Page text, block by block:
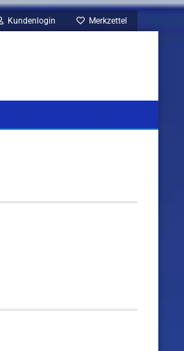
Kundenlogin Merkzettel